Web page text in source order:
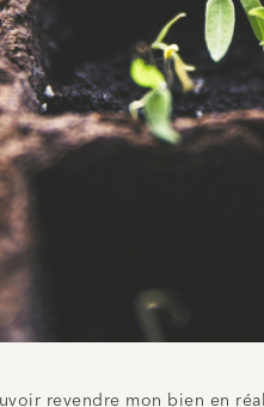
revendre mon bien en